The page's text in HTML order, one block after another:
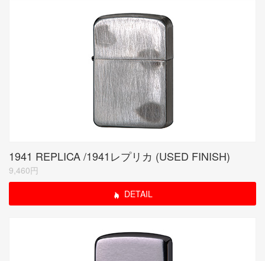
1941 REPLICA /1941レプリカ (USED FINISH)
9,460円
DETAIL